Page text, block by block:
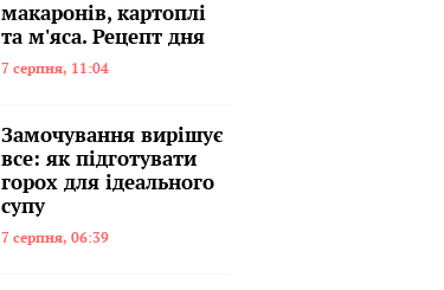
макаронів, картоплі
та м'яса. Рецепт дня
7 серпня, 11:04
Замочування вирішує
все: як підготувати
горох для ідеального
супу
7 серпня, 06:39